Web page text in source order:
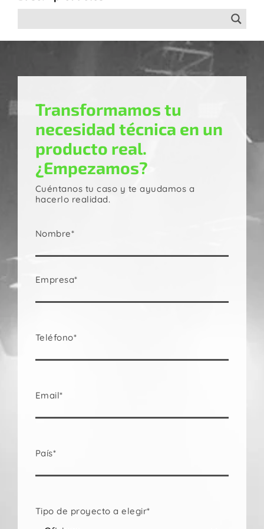
Transformamos tu
necesidad técnica en un
producto real.
¿Empezamos?
Cuéntanos tu caso y te ayudamos a
hacerlo realidad.
Nombre*
Empresa*
Teléfono*
Email*
País*
Tipo de proyecto a elegir*